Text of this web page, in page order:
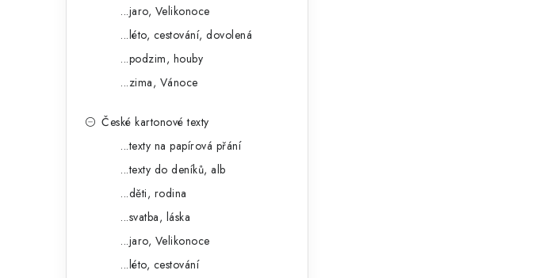
...jaro, Velikonoce
...léto, cestování, dovolená
...podzim, houby
...zima, Vánoce
České kartonové texty
...texty na papírová přání
...texty do deníků, alb
...děti, rodina
...svatba, láska
...jaro, Velikonoce
...léto, cestování